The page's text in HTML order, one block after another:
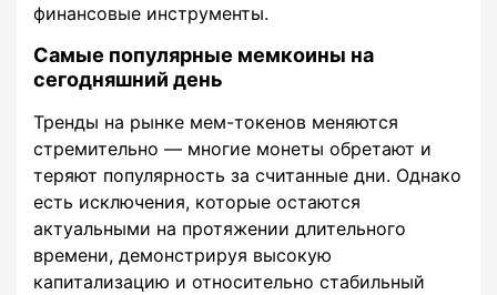
финансовые инструменты.
Самые популярные мемкоины на
сегодняшний день
Тренды на рынке мем-токенов меняются
стремительно — многие монеты обретают и
теряют популярность за считанные дни. Однако
есть исключения, которые остаются
актуальными на протяжении длительного
времени, демонстрируя высокую
капитализацию и относительно стабильный